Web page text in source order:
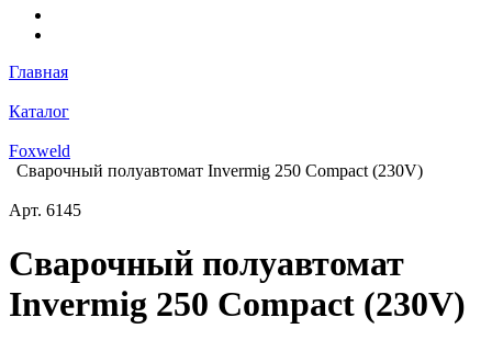
Главная
Каталог
Foxweld
Сварочный полуавтомат Invermig 250 Compact (230V)
Арт. 6145
Сварочный полуавтомат
Invermig 250 Compact (230V)